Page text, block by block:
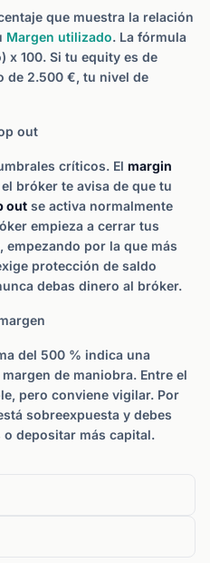
que muestra la relación
Margen utilizado. La fórmula
x 100. Si tu equity es de
de 2.500 €, tu nivel de
out
críticos. El margin
bróker te avisa de que tu
out se activa normalmente
empieza a cerrar tus
por la que más
protección de saldo
debas dinero al bróker.
del 500 % indica una
de maniobra. Entre el
pero conviene vigilar. Por
sobreexpuesta y debes
depositar más capital.